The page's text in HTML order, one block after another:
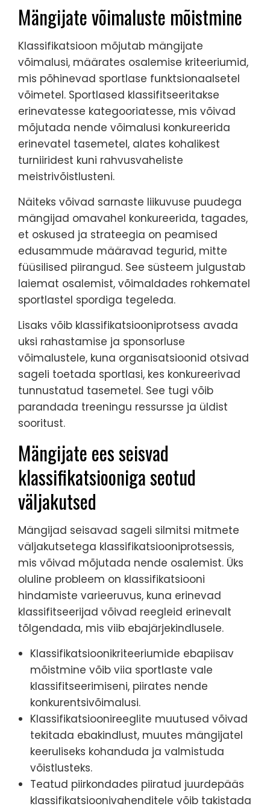
Mängijate võimaluste mõistmine
Klassifikatsioon mõjutab mängijate
võimalusi, määrates osalemise kriteeriumid,
mis põhinevad sportlase funktsionaalsetel
võimetel. Sportlased klassifitseeritakse
erinevatesse kategooriatesse, mis võivad
mõjutada nende võimalusi konkureerida
erinevatel tasemetel, alates kohalikest
turniiridest kuni rahvusvaheliste
meistrivõistlusteni.
Näiteks võivad sarnaste liikuvuse puudega
mängijad omavahel konkureerida, tagades,
et oskused ja strateegia on peamised
edusammude määravad tegurid, mitte
füüsilised piirangud. See süsteem julgustab
laiemat osalemist, võimaldades rohkematel
sportlastel spordiga tegeleda.
Lisaks võib klassifikatsiooniprotsess avada
uksi rahastamise ja sponsorluse
võimalustele, kuna organisatsioonid otsivad
sageli toetada sportlasi, kes konkureerivad
tunnustatud tasemetel. See tugi võib
parandada treeningu ressursse ja üldist
sooritust.
Mängijate ees seisvad
klassifikatsiooniga seotud
väljakutsed
Mängijad seisavad sageli silmitsi mitmete
väljakutsetega klassifikatsiooniprotsessis,
mis võivad mõjutada nende osalemist. Üks
oluline probleem on klassifikatsiooni
hindamiste varieeruvus, kuna erinevad
klassifitseerijad võivad reegleid erinevalt
tõlgendada, mis viib ebajärjekindlusele.
Klassifikatsioonikriteeriumide ebapiisav
mõistmine võib viia sportlaste vale
klassifitseerimiseni, piirates nende
konkurentsivõimalusi.
Klassifikatsioonireeglite muutused võivad
tekitada ebakindlust, muutes mängijatel
keeruliseks kohanduda ja valmistuda
võistlusteks.
Teatud piirkondades piiratud juurdepääs
klassifikatsioonivahenditele võib takistada